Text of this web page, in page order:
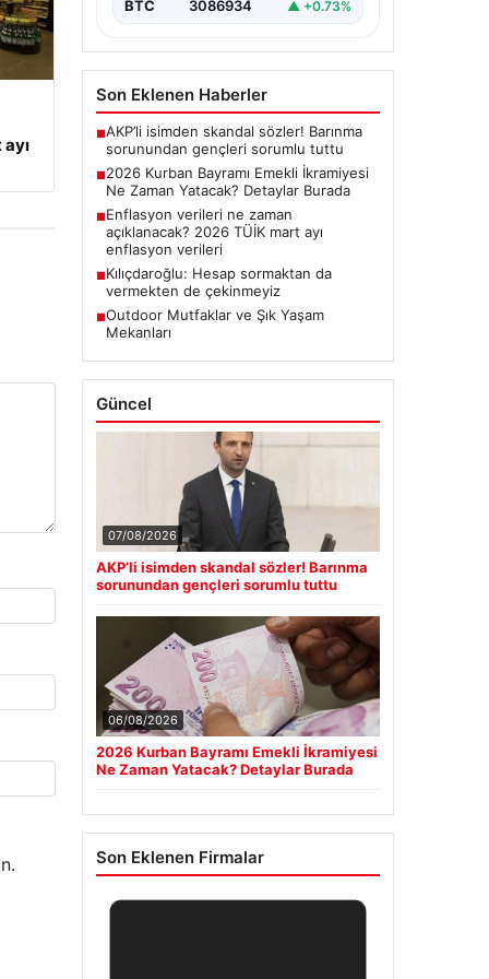
BTC 3086934 ▲ +0.73%
Son Eklenen Haberler
■AKP’li isimden skandal sözler! Barınma
sorunundan gençleri sorumlu tuttu
■2026 Kurban Bayramı Emekli İkramiyesi
Ne Zaman Yatacak? Detaylar Burada
■Enflasyon verileri ne zaman
açıklanacak? 2026 TÜİK mart ayı
enflasyon verileri
■Kılıçdaroğlu: Hesap sormaktan da
vermekten de çekinmeyiz
■Outdoor Mutfaklar ve Şık Yaşam
Mekanları
Güncel
07/08/2026
AKP’li isimden skandal sözler! Barınma
sorunundan gençleri sorumlu tuttu
06/08/2026
2026 Kurban Bayramı Emekli İkramiyesi
Ne Zaman Yatacak? Detaylar Burada
Son Eklenen Firmalar